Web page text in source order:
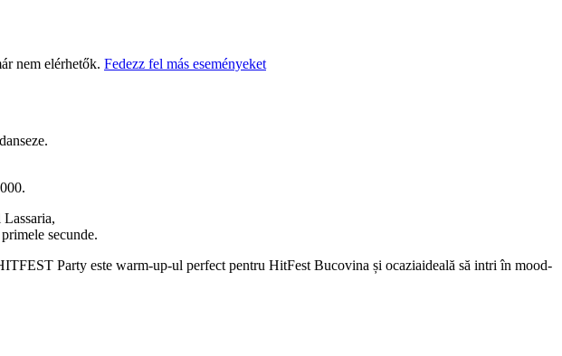
nem elérhetők. Fedezz fel más eseményeket
secunde.
Party este warm-up-ul perfect pentru HitFest Bucovina și ocaziaideală să intri în mood-